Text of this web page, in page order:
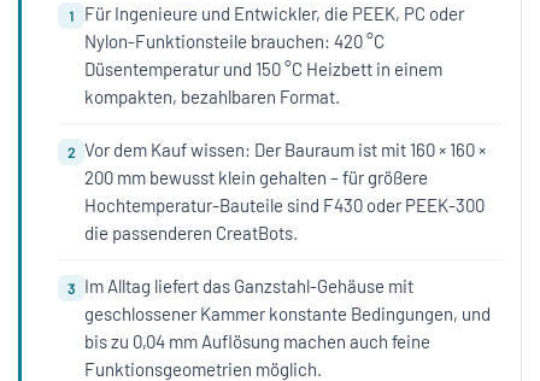
1
Für Ingenieure und Entwickler, die PEEK, PC oder
Nylon-Funktionsteile brauchen: 420 °C
Düsentemperatur und 150 °C Heizbett in einem
kompakten, bezahlbaren Format.
2 Vor dem Kauf wissen: Der Bauraum ist mit 160 × 160 ×
200 mm bewusst klein gehalten – für größere
Hochtemperatur-Bauteile sind F430 oder PEEK-300
die passenderen CreatBots.
3
Im Alltag liefert das Ganzstahl-Gehäuse mit
geschlossener Kammer konstante Bedingungen, und
bis zu 0,04 mm Auflösung machen auch feine
Funktionsgeometrien möglich.